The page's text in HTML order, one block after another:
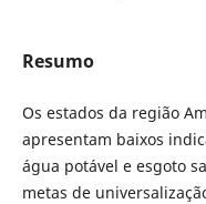
Resumo
Os estados da região
apresentam baixos
água potável e esgoto
metas de